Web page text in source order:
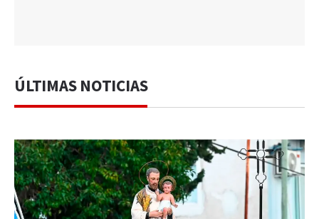
ÚLTIMAS NOTICIAS